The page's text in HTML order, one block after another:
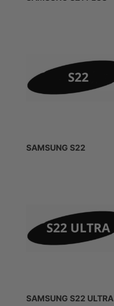
SAMSUNG S22
SAMSUNG S22 ULTRA